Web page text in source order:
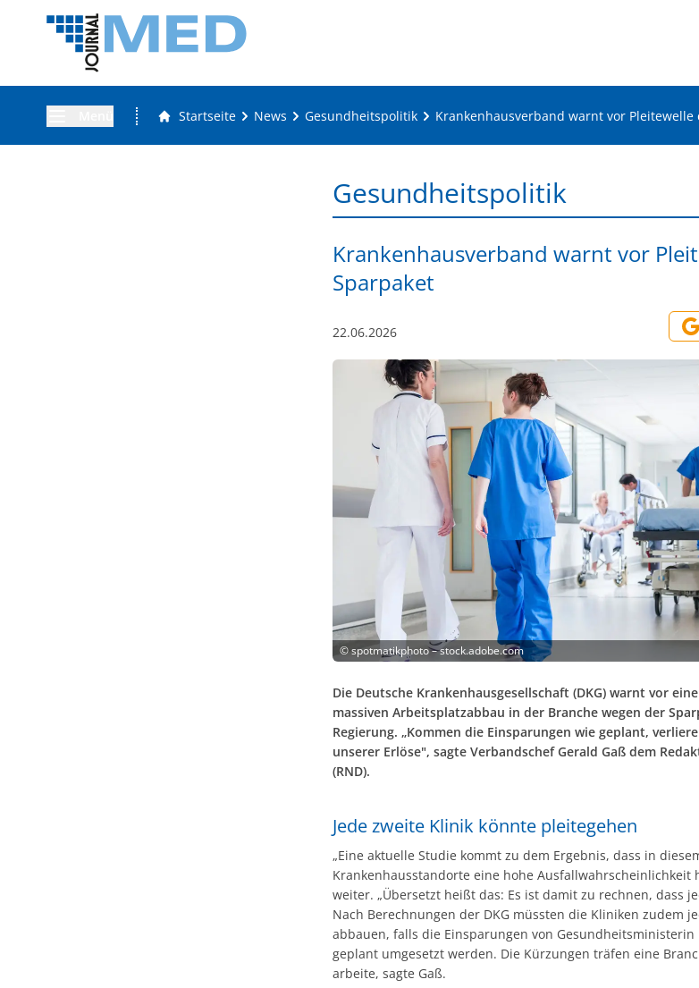
Startseite News Gesundheitspolitik Krankenhausverband warnt vor Pleitewelle
Gesundheitspolitik
Krankenhausverband warnt vor
Sparpaket
22.06.2026
©spotmatikphoto – stock.adobe.com
Die Deutsche Krankenhausgesellschaft (DKG) warnt vor
massiven Arbeitsplatzabbau in der Branche wegen der
Regierung. „Kommen die Einsparungen wie geplant,
unserer Erlöse", sagte Verbandschef Gerald Gaß dem
(RND).
Jede zweite Klinik könnte pleitegehen
„Eine aktuelle Studie kommt zu dem Ergebnis, dass in
Krankenhausstandorte eine hohe Ausfallwahrscheinlichkeit
weiter. „Übersetzt heißt das: Es ist damit zu rechnen, dass
Nach Berechnungen der DKG müssten die Kliniken zudem
abbauen, falls die Einsparungen von Gesundheitsministerin
geplant umgesetzt werden. Die Kürzungen träfen eine
arbeite, sagte Gaß.